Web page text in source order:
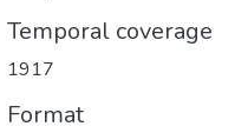
Temporal coverage
1917
Format